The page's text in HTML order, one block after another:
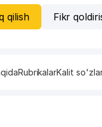
qilish Fikr
RubrikalarKalit